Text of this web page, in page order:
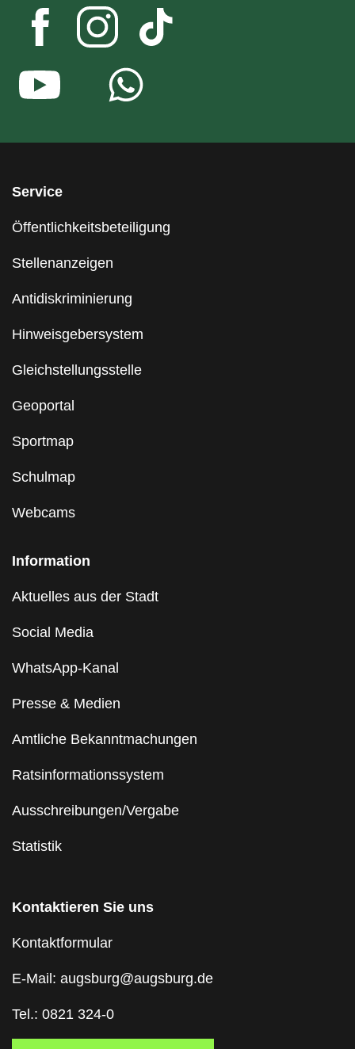
Service
Öffentlichkeitsbeteiligung
Stellenanzeigen
Antidiskriminierung
Hinweisgebersystem
Gleichstellungsstelle
Geoportal
Sportmap
Schulmap
Webcams
Information
Aktuelles aus der Stadt
Social Media
WhatsApp-Kanal
Presse & Medien
Amtliche Bekanntmachungen
Ratsinformationssystem
Ausschreibungen/Vergabe
Statistik
Kontaktieren Sie uns
Kontaktformular
E-Mail: augsburg@augsburg.de
Tel.: 0821 324-0